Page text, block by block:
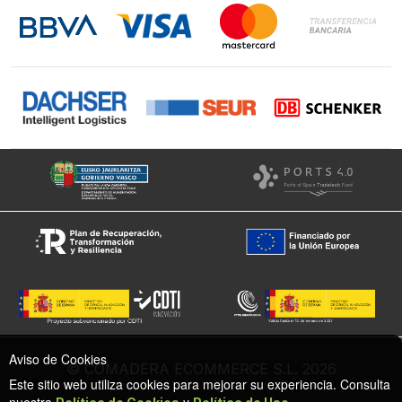
Instagram
Facebook
© COMADERA ECOMMERCE S.L. 2026
Aviso de Cookies
Este sitio web utiliza cookies para mejorar su experiencia. Consulta